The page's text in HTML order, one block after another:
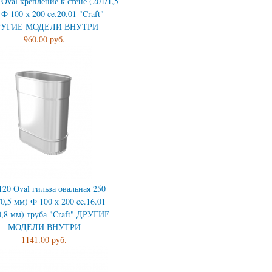
100 х 200 ce.20.01 "Craft"
МОДЕЛИ ВНУТРИ
960.00 руб.
Oval гильза овальная 250
мм) Ф 100 х 200 ce.16.01
мм) труба "Craft" ДРУГИЕ
МОДЕЛИ ВНУТРИ
1141.00 руб.